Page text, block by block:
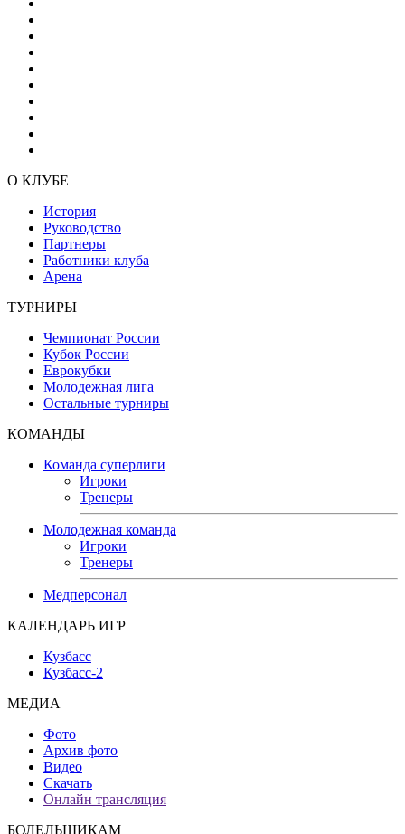
О КЛУБЕ
История
Руководство
Партнеры
Работники клуба
Арена
ТУРНИРЫ
Чемпионат России
Кубок России
Еврокубки
Молодежная лига
Остальные турниры
КОМАНДЫ
Команда суперлиги
Игроки
Тренеры
Молодежная команда
Игроки
Тренеры
Медперсонал
КАЛЕНДАРЬ ИГР
Кузбасс
Кузбасс-2
МЕДИА
Фото
Архив фото
Видео
Скачать
Онлайн трансляция
БОЛЕЛЬЩИКАМ